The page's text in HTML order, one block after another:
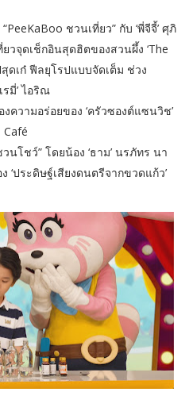
ชวนเที่ยว” กับ ‘พี่จีจี้’ ศุภิ
วจุดเช็กอินสุดฮิตของสวนผึ้ง ‘The
สุดเก๋ ฟีลยุโรปแบบจัดเต็ม ช่วง
มี่’ ไอริณ
ความอร่อยของ ‘ครัวซองต์แซนวิช’
Café
นโชว์” โดยน้อง ‘ธาม’ นรภัทร นา
‘ประดิษฐ์เสียงดนตรีจากขวดแก้ว’